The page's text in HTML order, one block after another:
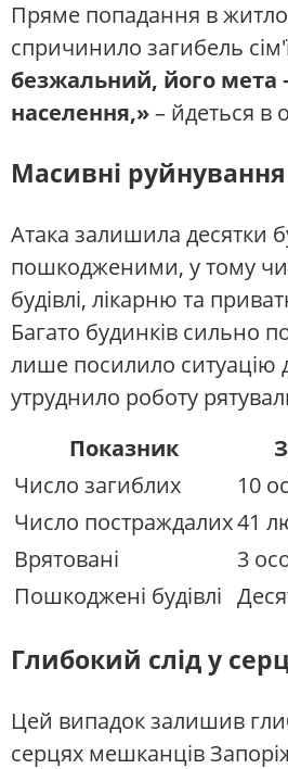
Пряме попадання в
спричинило загибель
безжальний, його
населення,»– йдеться в
Масивні
Атака залишила десятки
пошкодженими, у тому
будівлі, лікарню та
Багато будинків сильно
лише посилило ситуацію
утруднило роботу
Показник
Число загиблих
10
Число постраждалих41
Врятовані
3
Пошкоджені будівлі
Глибокий слід у
Цей випадок залишив
серцях мешканців